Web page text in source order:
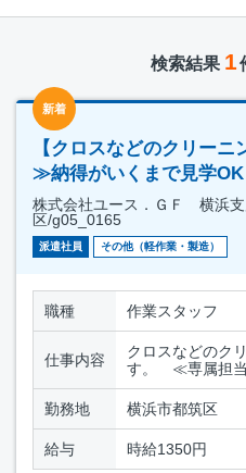
検索結果 1
新着
【クロスなどのクリー
≫納得がいくまで見学OK
株式会社ユース．ＧＦ 横浜
区/g05_0165
派遣社員 その他（軽作業・製造）
職種 作業スタッフ
仕事内容
クロスなどのク
す。 ≪専属担
勤務地 横浜市都筑区
給与 時給1350円